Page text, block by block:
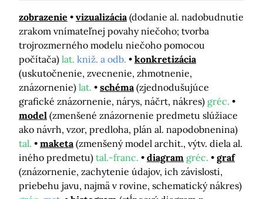
zobrazenie vizualizácia (dodanie al. nadobudnutie
zrakom vnímateľnej povahy niečoho; tvorba
trojrozmerného modelu niečoho pomocou
počítača) lat. kniž. a odb.
konkretizácia
(uskutočnenie, zvecnenie, zhmotnenie,
znázornenie) lat. schéma (zjednodušujúce
grafické znázornenie, nárys, náčrt, nákres) gréc.
model (zmenšené znázornenie predmetu slúžiace
ako návrh, vzor, predloha, plán al. napodobnenina)
tal.
maketa (zmenšený model archit., výtv. diela al.
iného predmetu) tal.-franc. diagram gréc.
graf
(znázornenie, zachytenie údajov, ich závislosti,
priebehu javu, najmä v rovine, schematický nákres)